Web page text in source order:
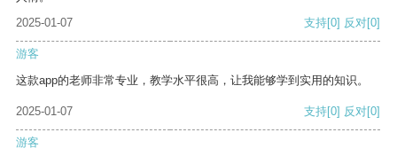
2025-01-07
支持[0] 反对[0]
游客
这款app的老师非常专业，教学水平很高，让我能够学到实用的知识。
2025-01-07 支持[0] 反对[0]
游客